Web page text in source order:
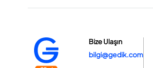
Bize Ulaşın
bilgi@gedik.com